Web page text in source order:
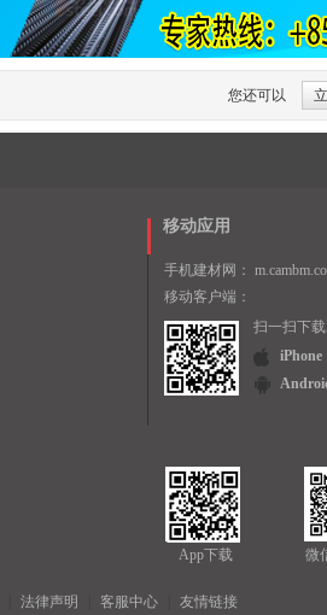
您还可以
移动应用
手机建材网：
移动客户端：
扫一扫下
iPhone
App下载 微
法律声明 客服中心 友情链接